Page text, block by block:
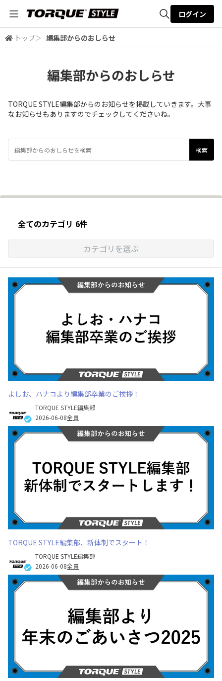
全体検索
ログイン
トップ＞ 編集部からのおしらせ
編集部からのおしらせ
TORQUE STYLE編集部からのお知らせを掲載していきます。大事
なお知らせもありますのでチェックしてくださいね。
全てのカテゴリ 6件
カテゴリを選ぶ
よしお、ハナコより編集部卒業のご挨拶！
TORQUE STYLE編集部
2026-06-08全員
TORQUE STYLE編集部、新体制でスタート！
TORQUE STYLE編集部
2026-06-08全員